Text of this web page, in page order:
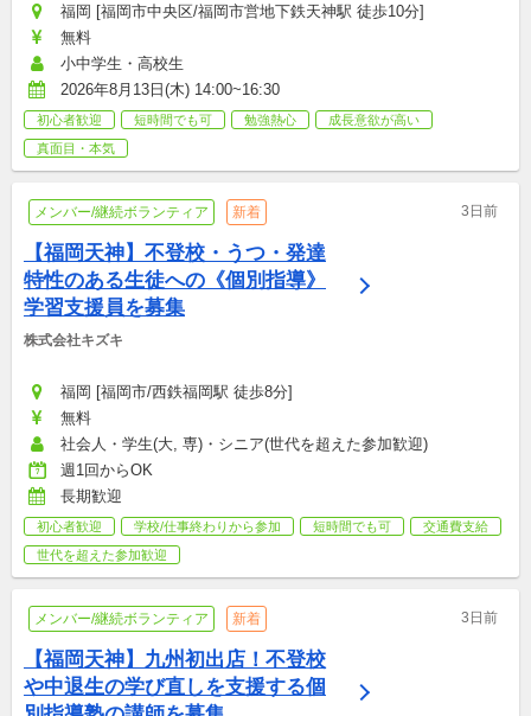
福岡 [福岡市中央区/福岡市営地下鉄天神駅 徒歩10分]
無料
小中学生・高校生
2026年8月13日(木) 14:00~16:30
初心者歓迎 短時間でも可 勉強熱心
成長意欲が高い
真面目・本気
メンバー/継続ボランティア 新着 3日前
【福岡天神】不登校・うつ・発達
特性のある生徒への《個別指導》
学習支援員を募集
株式会社キズキ
福岡 [福岡市/西鉄福岡駅 徒歩8分]
無料
社会人・学生(大, 専)・シニア(世代を超えた参加歓迎)
週1回からOK
長期歓迎
初心者歓迎 学校/仕事終わりから参加 短時間でも可
交通費支給
世代を超えた参加歓迎
メンバー/継続ボランティア 新着 3日前
【福岡天神】九州初出店！不登校
や中退生の学び直しを支援する個